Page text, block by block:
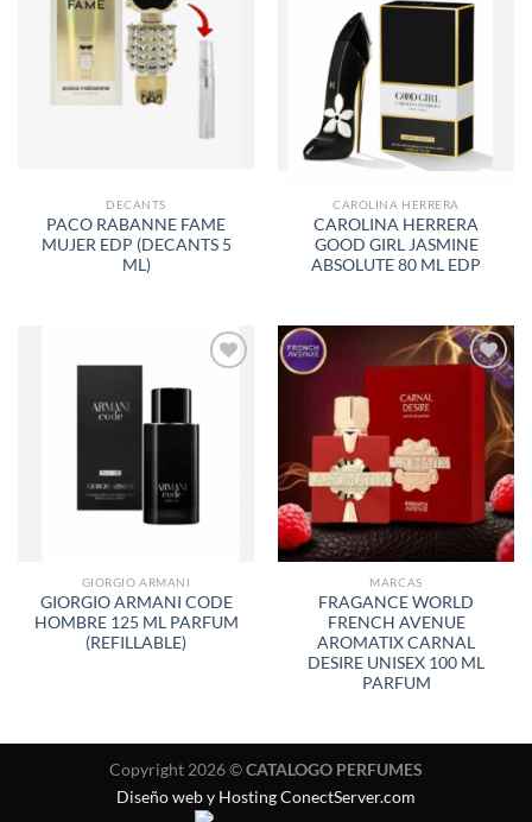
AÑADIR
A LA
DE
DESEOS
DECANTS
PACO RABANNE FAME
MUJER EDP (DECANTS 5
ML)
AÑADIR
DESEOS
CAROLINA HERRERA
CAROLINA HERRERA
GOOD GIRL JASMINE
ABSOLUTE 80 ML EDP
AÑADIR
LISTA
GIORGIO ARMANI
GIORGIO ARMANI CODE
HOMBRE 125 ML PARFUM
(REFILLABLE)
DESEOS
MARCAS
FRAGANCE WORLD
FRENCH AVENUE
AROMATIX CARNAL
DESIRE UNISEX 100 ML
PARFUM
Copyright 2026 ©CATALOGO PERFUMES
Diseño web y Hosting ConectServer.com